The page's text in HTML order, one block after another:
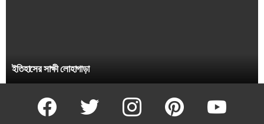
ইতিহাসের সাক্ষী লোহাগাড়া
facebook twitter instagram pinterest